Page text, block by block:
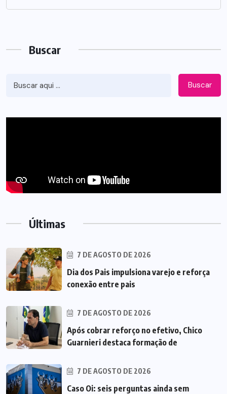
Buscar
Buscar
Últimas
7 DE AGOSTO DE 2026
Dia dos Pais impulsiona varejo e reforça
conexão entre pais
7 DE AGOSTO DE 2026
Após cobrar reforço no efetivo, Chico
Guarnieri destaca formação de
7 DE AGOSTO DE 2026
Caso Oi: seis perguntas ainda sem